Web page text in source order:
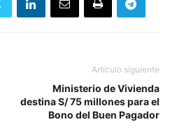
Artículo siguiente
Ministerio de Vivienda
destina S/ 75 millones para el
Bono del Buen Pagador